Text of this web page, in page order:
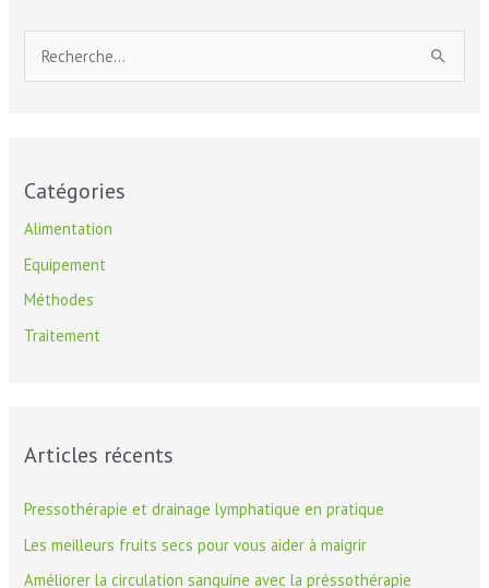
e
r
r
Catégories
Alimentation
Equipement
Méthodes
Traitement
Articles récents
Pressothérapie et drainage lymphatique en pratique
Les meilleurs fruits secs pour vous aider à maigrir
Améliorer la circulation sanguine avec la préssothérapie